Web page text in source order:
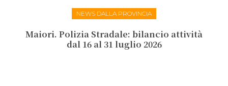
NEWS DALLA PROVINCIA
Maiori. Polizia Stradale: bilancio attività
dal 16 al 31 luglio 2026